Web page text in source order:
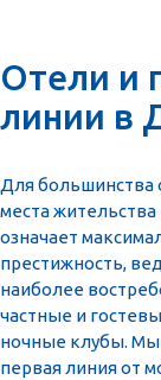
Отели и
линии в
Для
места жительства
означает
престижность,
наиболее
частные и
ночные клубы.
первая линия от